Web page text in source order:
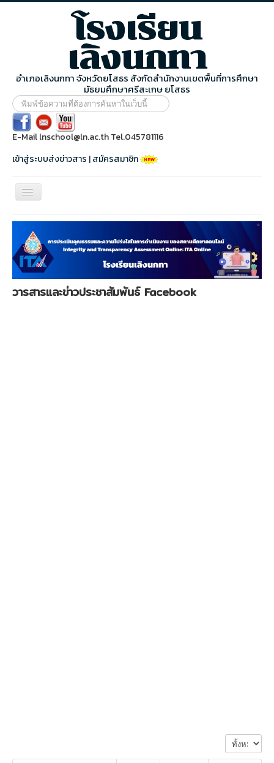
โรงเรียน
เลิงนกทา
อำเภอเลิงนกทา จังหวัดยโสธร สังกัดสำนักงานเขตพื้นที่การศึกษา
มัธยมศึกษาศรีสะเกษ ยโสธร
พิมพ์
ข้อความ
ที่
ต้องการ
ใน
E-Mail lnschool@ln.ac.th Tel.045781116
เข้าสู่ระบบส่งข่าวสาร |สมัครสมาชิก
สลับ
เน
ชั่น
หน้าแรก
ข้อมูลโรงเรียน
ข่าวประชาสัมพันธ์
บริการนักเรียน
วารสารและข่าวประชาสัมพันธ์ Facebook
แสดง #